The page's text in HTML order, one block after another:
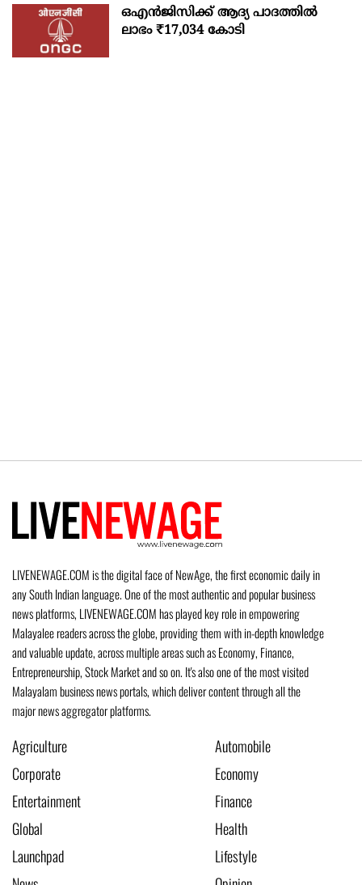
ഒഎന്‍ജിസിക്ക് ആദ്യ പാദത്തില്‍
ലാഭം ₹17,034 കോടി
LIVENEWAGE.COM is the digital face of NewAge, the first economic daily in
any South Indian language. One of the most authentic and popular business
news platforms, LIVENEWAGE.COM has played key role in empowering
Malayalee readers across the globe, providing them with in-depth knowledge
and valuable update, across multiple areas such as Economy, Finance,
Entrepreneurship, Stock Market and so on. It's also one of the most visited
Malayalam business news portals, which deliver content through all the
major news aggregator platforms.
Agriculture
Automobile
Corporate
Economy
Entertainment
Finance
Global
Health
Launchpad
Lifestyle